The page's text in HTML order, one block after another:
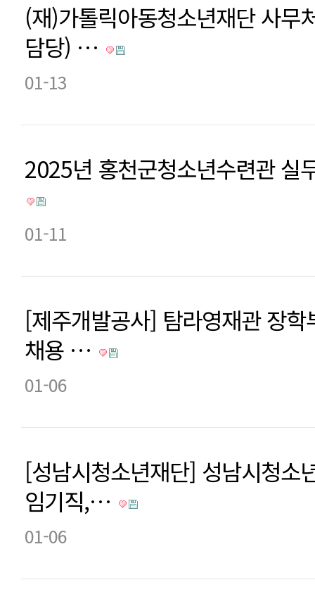
(재)가톨릭아동청소년재단 사무
담당) …
01-13
2025년 홍천군청소년수련관 실
01-11
[제주개발공사] 탐라영재관 장
채용 …
01-06
[성남시청소년재단] 성남시청소
임기직,…
01-06